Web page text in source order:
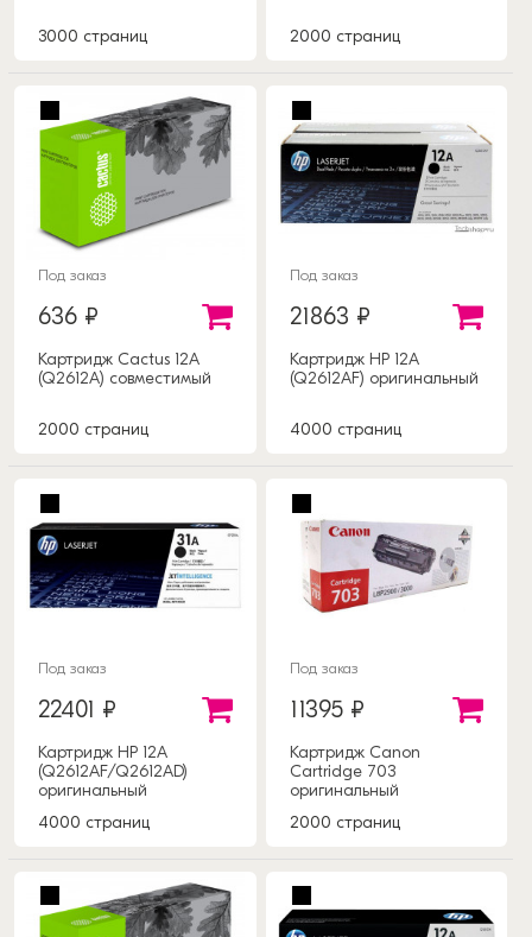
3000 страниц 2000 страниц
Под заказ
636 ₽
Картридж Cactus 12A
(Q2612A) совместимый
2000 страниц
Под заказ
21863 ₽
Картридж HP 12A
(Q2612AF) оригинальный
4000 страниц
Под заказ
22401 ₽
Картридж HP 12A
(Q2612AF/Q2612AD)
оригинальный
4000 страниц
Под заказ
11395 ₽
Картридж Canon
Cartridge 703
оригинальный
2000 страниц